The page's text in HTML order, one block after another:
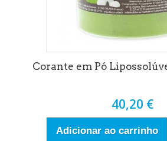
Corante em Pó
40,20 €
Adicionar ao carrinho